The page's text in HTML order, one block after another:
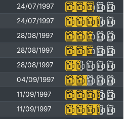
24/07/1997
24/07/1997
28/08/1997
28/08/1997
28/08/1997
04/09/1997
11/09/1997
11/09/1997